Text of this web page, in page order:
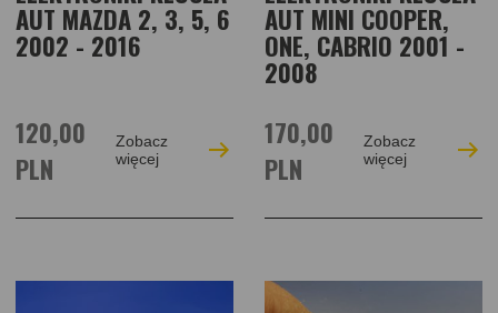
AUT MAZDA 2, 3, 5, 6
2002 - 2016
120,00
PLN
Zobacz
więcej
AUT MINI COOPER,
ONE, CABRIO 2001 -
2008
170,00
PLN
Zobacz
więcej